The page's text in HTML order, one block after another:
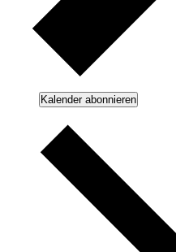
Kalender abonnieren